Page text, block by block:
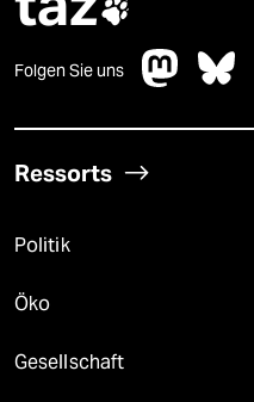

Folgen Sie uns
Ressorts
Politik
Öko
Gesellschaft